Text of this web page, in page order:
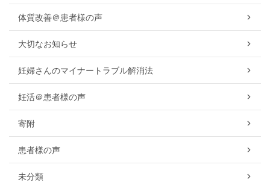
体質改善＠患者様の声
大切なお知らせ
妊婦さんのマイナートラブル解消法
妊活＠患者様の声
寄附
患者様の声
未分類